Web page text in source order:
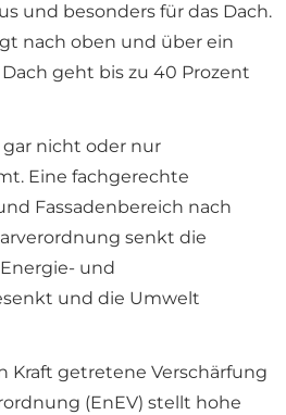
und besonders für das Dach.
nach oben und über ein
geht bis zu 40 Prozent
nicht oder nur
Eine fachgerechte
Fassadenbereich nach
senkt die
und
und die Umwelt
Kraft getretene Verschärfung
(EnEV) stellt hohe